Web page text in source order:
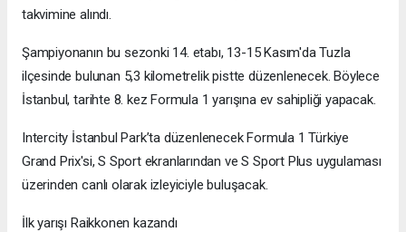
takvimine alındı.
Şampiyonanın bu sezonki 14. etabı, 13-15 Kasım'da Tuzla
ilçesinde bulunan 5,3 kilometrelik pistte düzenlenecek. Böylece
İstanbul, tarihte 8. kez Formula 1 yarışına ev sahipliği yapacak.
Intercity İstanbul Park’ta düzenlenecek Formula 1 Türkiye
Grand Prix'si, S Sport ekranlarından ve S Sport Plus uygulaması
üzerinden canlı olarak izleyiciyle buluşacak.
İlk yarışı Raikkonen kazandı